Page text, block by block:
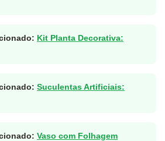
Kit Planta Decorativa:
Suculentas Artificiais:
Vaso com Folhagem